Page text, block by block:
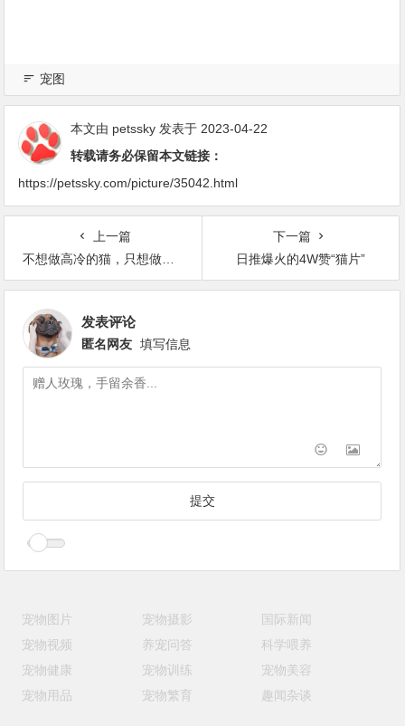
宠图
本文由 petssky 发表于 2023-04-22
转载请务必保留本文链接：
https://petssky.com/picture/35042.html
上一篇
不想做高冷的猫，只想做守护你的骑士
下一篇
日推爆火的4W赞“猫片”
发表评论
匿名网友 填写信息
宠物图片 宠物摄影
国际新闻
宠物视频
养宠问答
科学喂养
宠物健康
宠物训练
宠物美容
宠物用品
宠物繁育 趣闻杂谈